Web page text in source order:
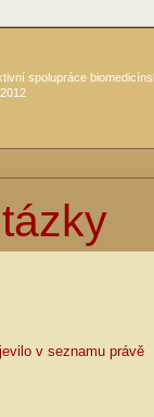
spolupráce
v seznamu právě